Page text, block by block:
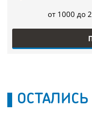
от 1000 до